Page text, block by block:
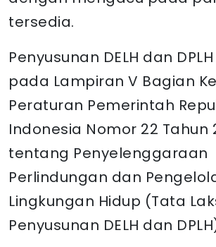
tersedia.
Penyusunan DELH dan
pada Lampiran V Bagian
Peraturan Pemerintah
Indonesia Nomor 22 Tahun
tentang Penyelenggaraan
Perlindungan dan
Lingkungan Hidup (Tata
Penyusunan DELH dan